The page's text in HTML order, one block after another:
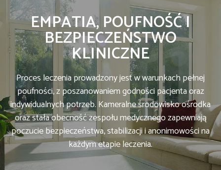
EMPATIA, POUFNOŚĆ I
BEZPIECZEŃSTWO
KLINICZNE
Proces leczenia prowadzony jest w warunkach pełnej
poufności, z poszanowaniem godności pacjenta oraz
indywidualnych potrzeb. Kameralne środowisko ośrodka
oraz stała obecność zespołu medycznego zapewniają
poczucie bezpieczeństwa, stabilizacji i anonimowości na
każdym etapie leczenia.